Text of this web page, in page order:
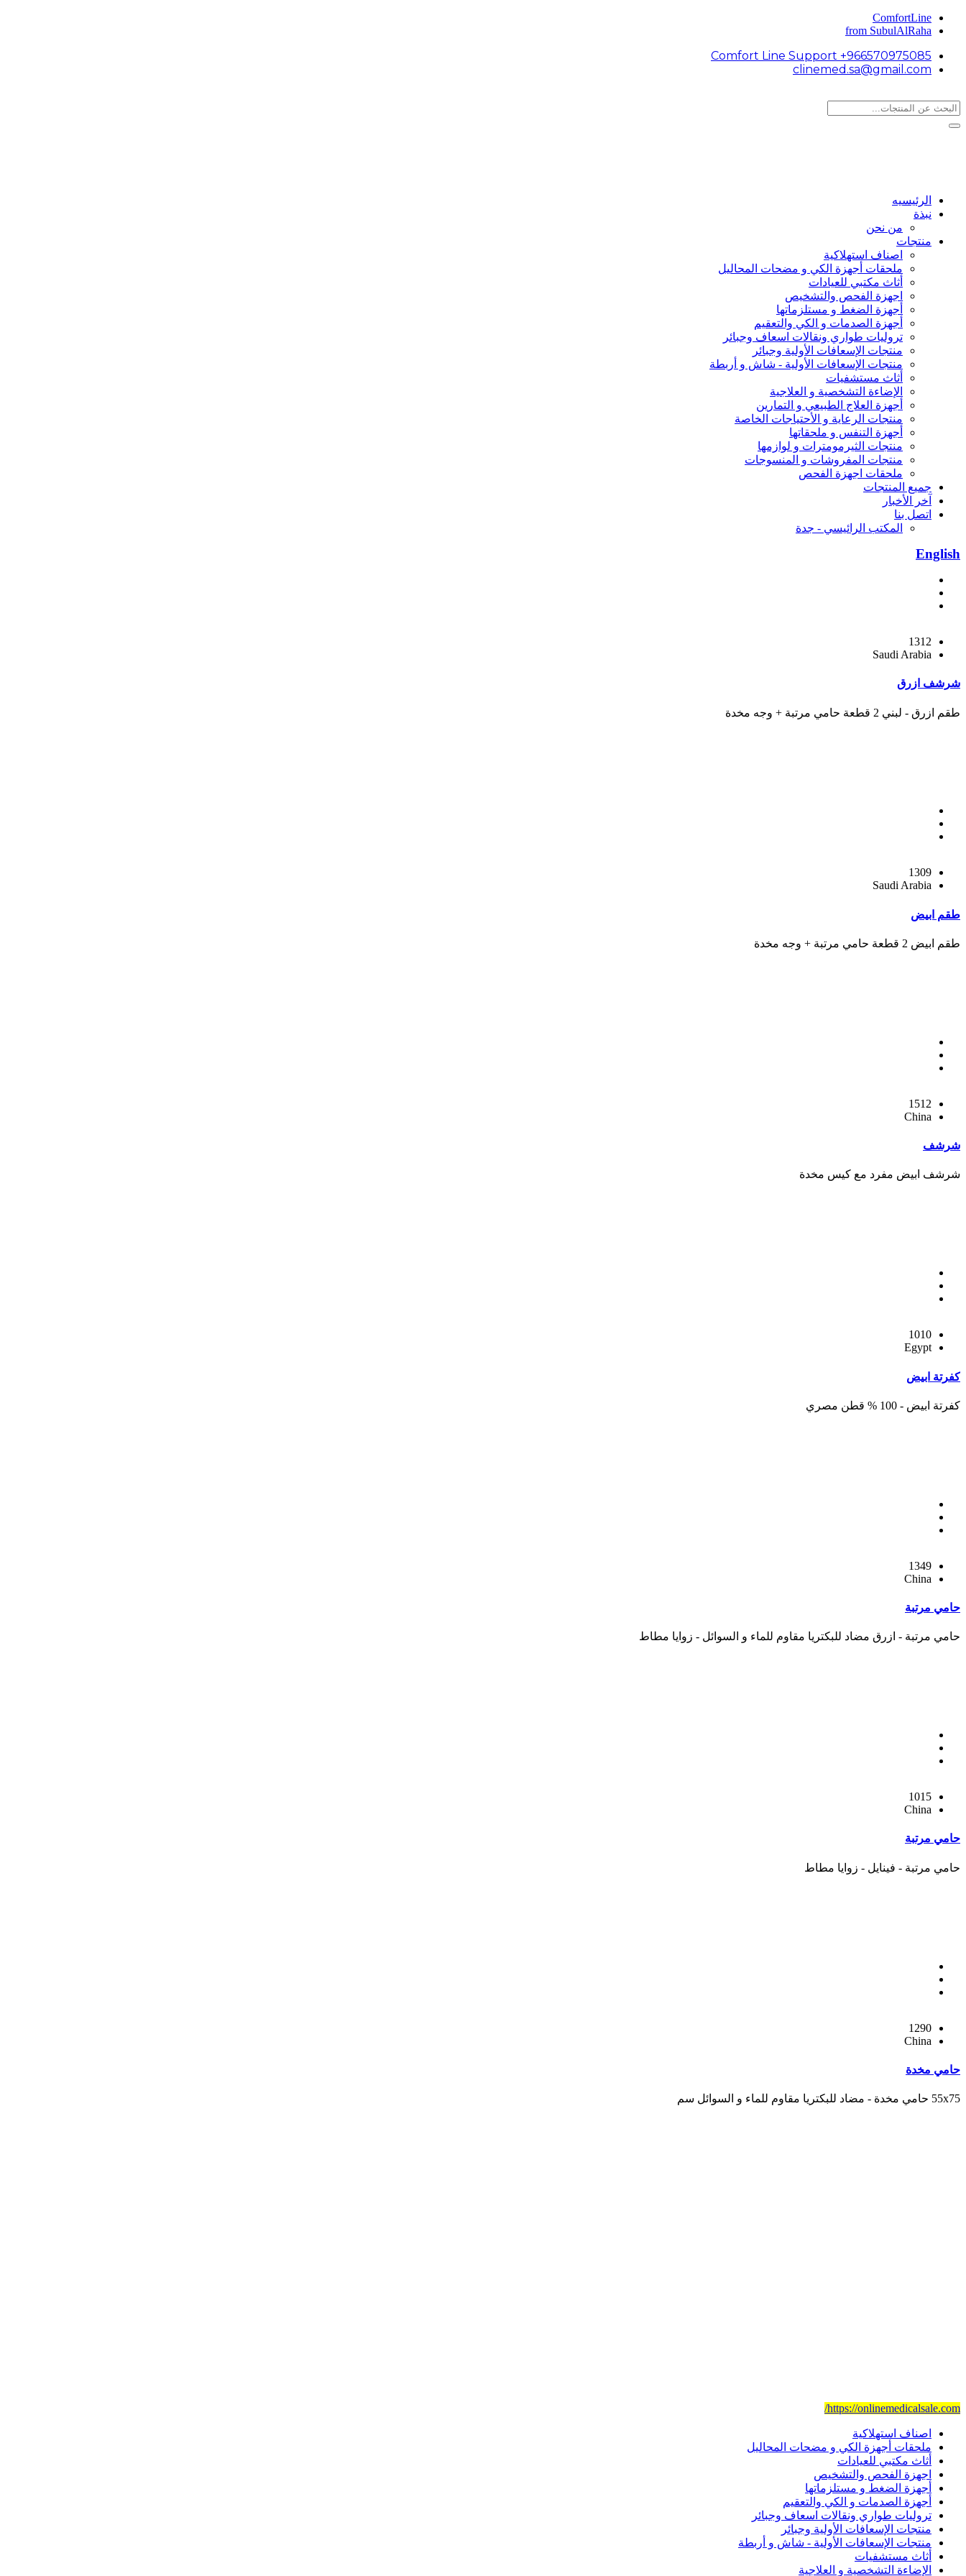
ComfortLine
from SubulAlRaha
Comfort Line Support +966570975085
clinemed.sa@gmail.com
الرئيسيه
نبذة
من نحن
منتجات
اصناف استهلاكية
ملحقات أجهزة الكي و مضحات المحاليل
أثاث مكتبي للعيادات
اجهزة الفحص والتشخيص
أجهزة الضغط و مستلزماتها
أجهزة الصدمات و الكي والتعقيم
تروليات طواري ونقالات اسعاف وجبائر
منتجات الإسعافات الأولية وجبائر
منتجات الإسعافات الأولية - شاش و أربطة
أثاث مستشفيات
الإضاءة التشخصية و العلاجية
أجهزة العلاج الطبيعي و التمارين
منتجات الرعاية و الأحتياجات الخاصة
أجهزة التنفس و ملحقاتها
منتجات الثيرمومترات و لوازمها
منتجات المفروشات و المنسوجات
ملحقات اجهزة الفحص
جميع المنتجات
آخر الأخبار
اتصل بنا
المكتب الرائيسي - جدة
English
1312
Saudi Arabia
شرشف ازرق
طقم ازرق - لبني 2 قطعة حامي مرتبة + وجه مخدة
1309
Saudi Arabia
طقم ابيض
طقم ابيض 2 قطعة حامي مرتبة + وجه مخدة
1512
China
شرشف
شرشف ابيض مفرد مع كيس مخدة
1010
Egypt
كفرتة ابيض
كفرتة ابيض - 100 % قطن مصري
1349
China
حامي مرتبة
حامي مرتبة - ازرق مضاد للبكتريا مقاوم للماء و السوائل - زوايا مطاط
1015
China
حامي مرتبة
حامي مرتبة - فينايل - زوايا مطاط
1290
China
حامي مخدة
55x75 حامي مخدة - مضاد للبكتريا مقاوم للماء و السوائل سم
https://onlinemedicalsale.com/
اصناف استهلاكية
ملحقات أجهزة الكي و مضحات المحاليل
أثاث مكتبي للعيادات
اجهزة الفحص والتشخيص
أجهزة الضغط و مستلزماتها
أجهزة الصدمات و الكي والتعقيم
تروليات طواري ونقالات اسعاف وجبائر
منتجات الإسعافات الأولية وجبائر
منتجات الإسعافات الأولية - شاش و أربطة
أثاث مستشفيات
الإضاءة التشخصية و العلاجية